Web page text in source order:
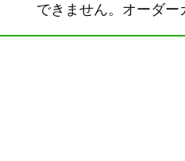
できません。オーダー